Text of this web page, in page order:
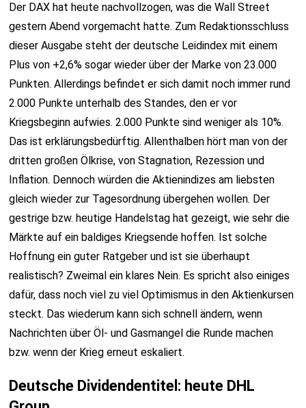
Der DAX hat heute nachvollzogen, was die Wall Street
gestern Abend vorgemacht hatte. Zum Redaktionsschluss
dieser Ausgabe steht der deutsche Leidindex mit einem
Plus von +2,6% sogar wieder über der Marke von 23.000
Punkten. Allerdings befindet er sich damit noch immer rund
2.000 Punkte unterhalb des Standes, den er vor
Kriegsbeginn aufwies. 2.000 Punkte sind weniger als 10%.
Das ist erklärungsbedürftig. Allenthalben hört man von der
dritten großen Ölkrise, von Stagnation, Rezession und
Inflation. Dennoch würden die Aktienindizes am liebsten
gleich wieder zur Tagesordnung übergehen wollen. Der
gestrige bzw. heutige Handelstag hat gezeigt, wie sehr die
Märkte auf ein baldiges Kriegsende hoffen. Ist solche
Hoffnung ein guter Ratgeber und ist sie überhaupt
realistisch? Zweimal ein klares Nein. Es spricht also einiges
dafür, dass noch viel zu viel Optimismus in den Aktienkursen
steckt. Das wiederum kann sich schnell ändern, wenn
Nachrichten über Öl- und Gasmangel die Runde machen
bzw. wenn der Krieg erneut eskaliert.
Deutsche Dividendentitel: heute DHL